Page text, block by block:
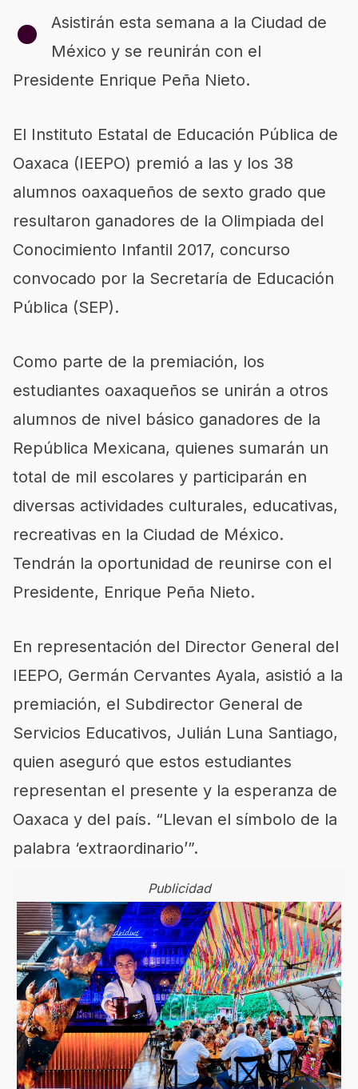
•​
Asistirán esta semana a la Ciudad de
México y se reunirán con el
Presidente Enrique Peña Nieto.
El Instituto Estatal de Educación Pública de
Oaxaca (IEEPO) premió a las y los 38
alumnos oaxaqueños de sexto grado que
resultaron ganadores de la Olimpiada del
Conocimiento Infantil 2017, concurso
convocado por la Secretaría de Educación
Pública (SEP).
Como parte de la premiación, los
estudiantes oaxaqueños se unirán a otros
alumnos de nivel básico ganadores de la
República Mexicana, quienes sumarán un
total de mil escolares y participarán en
diversas actividades culturales, educativas,
recreativas en la Ciudad de México.
Tendrán la oportunidad de reunirse con el
Presidente, Enrique Peña Nieto.
En representación del Director General del
IEEPO, Germán Cervantes Ayala, asistió a la
premiación, el Subdirector General de
Servicios Educativos, Julián Luna Santiago,
quien aseguró que estos estudiantes
representan el presente y la esperanza de
Oaxaca y del país. “Llevan el símbolo de la
palabra ‘extraordinario’”.
Publicidad